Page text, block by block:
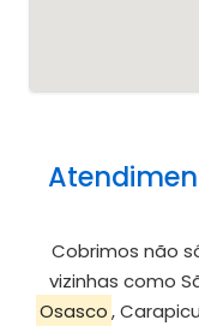
Cobrimos não
vizinhas como
Osasco,